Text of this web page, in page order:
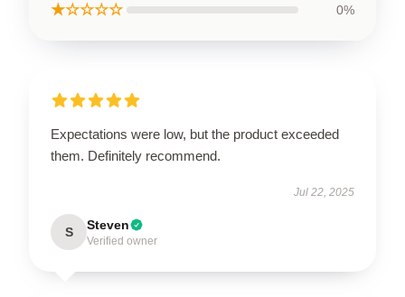
★☆☆☆☆ 0%
Expectations were low, but the product exceeded
them. Definitely recommend.
Jul 22, 2025
S Steven
Verified owner